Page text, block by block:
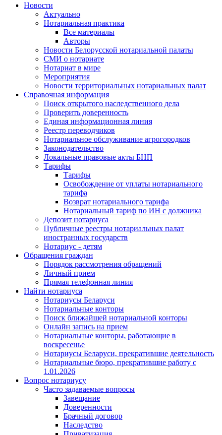
Новости
Актуально
Нотариальная практика
Все материалы
Авторы
Новости Белорусской нотариальной палаты
СМИ о нотариате
Нотариат в мире
Мероприятия
Новости территориальных нотариальных палат
Справочная информация
Поиск открытого наследственного дела
Проверить доверенность
Единая информационная линия
Реестр переводчиков
Нотариальное обслуживание агрогородков
Законодательство
Локальные правовые акты БНП
Тарифы
Тарифы
Освобождение от уплаты нотариального
тарифа
Возврат нотариального тарифа
Нотариальный тариф по ИН с должника
Депозит нотариуса
Публичные реестры нотариальных палат
иностранных государств
Нотариус - детям
Обращения граждан
Порядок рассмотрения обращений
Личный прием
Прямая телефонная линия
Найти нотариуса
Нотариусы Беларуси
Нотариальные конторы
Поиск ближайшей нотариальной конторы
Онлайн запись на прием
Нотариальные конторы, работающие в
воскресенье
Нотариусы Беларуси, прекратившие деятельность
Нотариальные бюро, прекратившие работу с
1.01.2026
Вопрос нотариусу
Часто задаваемые вопросы
Завещание
Доверенности
Брачный договор
Наследство